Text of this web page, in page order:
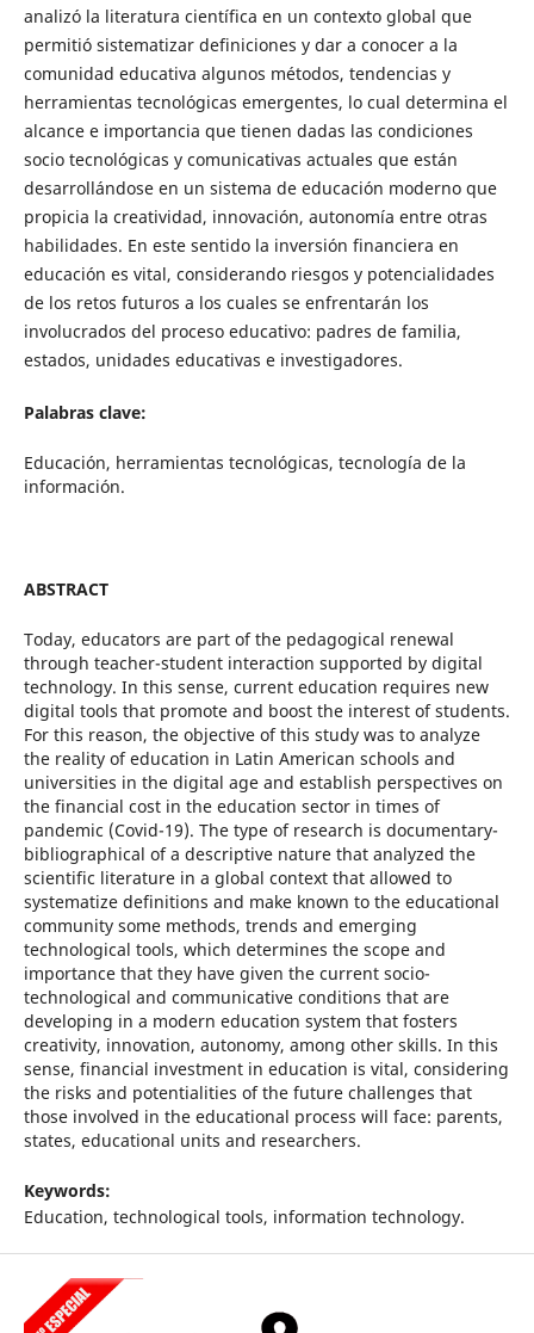
analizó la literatura científica en un contexto global que
permitió sistematizar definiciones y dar a conocer a la
comunidad educativa algunos métodos, tendencias y
herramientas tecnológicas emergentes, lo cual determina el
alcance e importancia que tienen dadas las condiciones
socio tecnológicas y comunicativas actuales que están
desarrollándose en un sistema de educación moderno que
propicia la creatividad, innovación, autonomía entre otras
habilidades. En este sentido la inversión financiera en
educación es vital, considerando riesgos y potencialidades
de los retos futuros a los cuales se enfrentarán los
involucrados del proceso educativo: padres de familia,
estados, unidades educativas e investigadores.
Palabras clave:
Educación, herramientas tecnológicas, tecnología de la
información.
ABSTRACT
Today, educators are part of the pedagogical renewal
through teacher-student interaction supported by digital
technology. In this sense, current education requires new
digital tools that promote and boost the interest of students.
For this reason, the objective of this study was to analyze
the reality of education in Latin American schools and
universities in the digital age and establish perspectives on
the financial cost in the education sector in times of
pandemic (Covid-19). The type of research is documentary-
bibliographical of a descriptive nature that analyzed the
scientific literature in a global context that allowed to
systematize definitions and make known to the educational
community some methods, trends and emerging
technological tools, which determines the scope and
importance that they have given the current socio-
technological and communicative conditions that are
developing in a modern education system that fosters
creativity, innovation, autonomy, among other skills. In this
sense, financial investment in education is vital, considering
the risks and potentialities of the future challenges that
those involved in the educational process will face: parents,
states, educational units and researchers.
Keywords:
Education, technological tools, information technology.